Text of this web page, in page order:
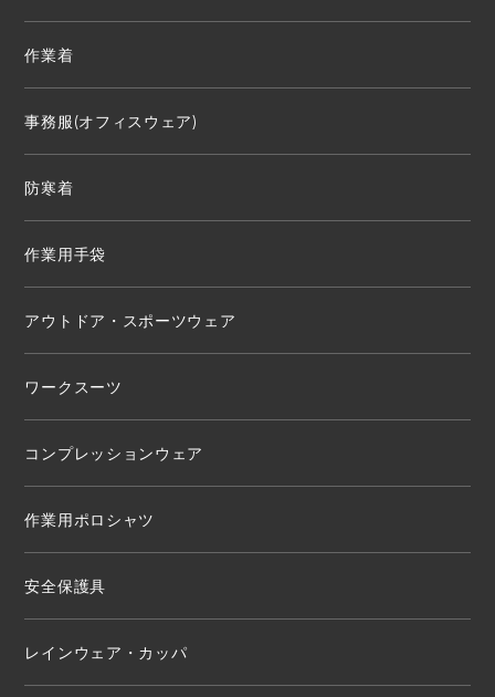
作業着
事務服(オフィスウェア)
防寒着
作業用手袋
アウトドア・スポーツウェア
ワークスーツ
コンプレッションウェア
作業用ポロシャツ
安全保護具
レインウェア・カッパ